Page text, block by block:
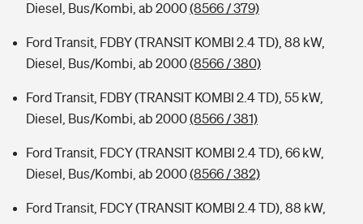
Diesel, Bus/Kombi, ab 2000(8566 / 379)
Ford Transit, FDBY (TRANSIT KOMBI 2.4 TD), 88 kW,
Diesel, Bus/Kombi, ab 2000(8566 / 380)
Ford Transit, FDBY (TRANSIT KOMBI 2.4 TD), 55 kW,
Diesel, Bus/Kombi, ab 2000(8566 / 381)
Ford Transit, FDCY (TRANSIT KOMBI 2.4 TD), 66 kW,
Diesel, Bus/Kombi, ab 2000(8566 / 382)
Ford Transit, FDCY (TRANSIT KOMBI 2.4 TD), 88 kW,